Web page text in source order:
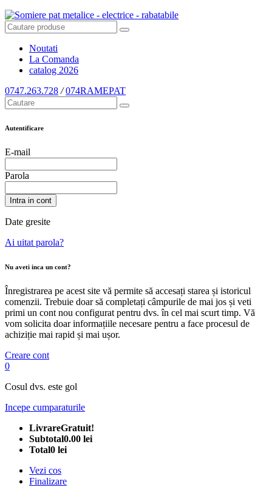
Noutati
La Comanda
catalog 2026
0747.263.728 / 074RAMEPAT
Autentificare
E-mail
Parola
Intra in cont
Date gresite
Ai uitat parola?
Nu aveti inca un cont?
Înregistrarea pe acest site vă permite să accesați starea și istoricul
comenzii. Trebuie doar să completați câmpurile de mai jos și veti
primi un cont nou configurat pentru dvs. în cel mai scurt timp. Vă
vom solicita doar informațiile necesare pentru a face procesul de
achiziție mai rapid și mai ușor.
Creare cont
0
Cosul dvs. este gol
Incepe cumparaturile
LivrareGratuit!
Subtotal0.00 lei
Total0 lei
Vezi cos
Finalizare